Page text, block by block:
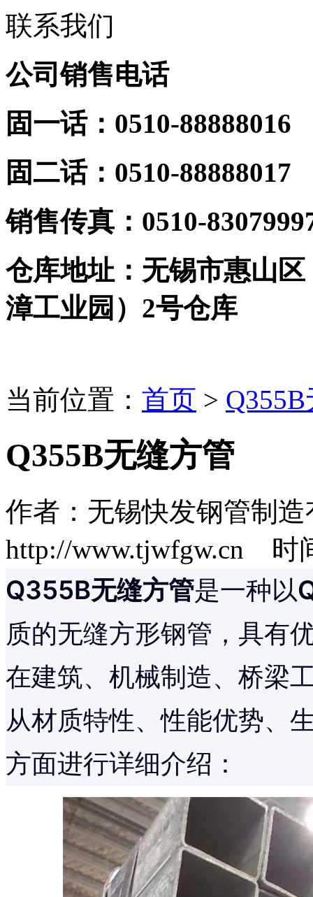
联系我们
公司销售电话
固一话：0510-88888016
固二话：0510-88888017
销售传真：0510-
仓库地址：无锡市惠山
漳工业园）2号仓库
当前位置： 首页 >
Q355B无缝方管
作者：无锡快发钢管制
http://www.tjwfgw.cn 时
Q355B无缝方管是一种以
质的无缝方形钢管，具有
在建筑、机械制造、桥梁
从材质特性、性能优势、
方面进行详细介绍：